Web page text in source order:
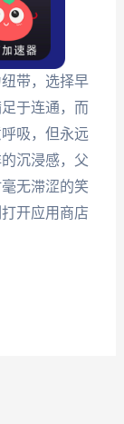
带，选择早
于连通，而
吸，但永远
沉浸感，父
无滞涩的笑
开应用商店